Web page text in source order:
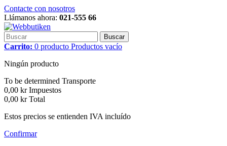
Contacte con nosotros
Llámanos ahora: 021-555 66
Buscar
Carrito: 0 producto Productos vacío
Ningún producto
To be determined Transporte
0,00 kr Impuestos
0,00 kr Total
Estos precios se entienden IVA incluído
Confirmar